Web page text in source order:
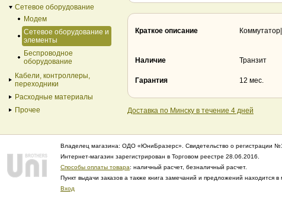
Краткое описание
Наличие Транзит
Гарантия 12 мес.
Доставка по Минску в течение 4 дней
Сетевое оборудование
Модем
Сетевое оборудование и
элементы
Беспроводное
оборудование
Кабели, контроллеры,
переходники
Расходные материалы
Прочее
Владелец магазина: ОДО «ЮниБразерс». Свидетельство о регистрации
Интернет-магазин зарегистрирован в Торговом реестре 28.06.2016.
Способы оплаты товара: наличный расчет, безналичный расчет.
Пункт выдачи заказов а также книга замечаний и предложений
Вход